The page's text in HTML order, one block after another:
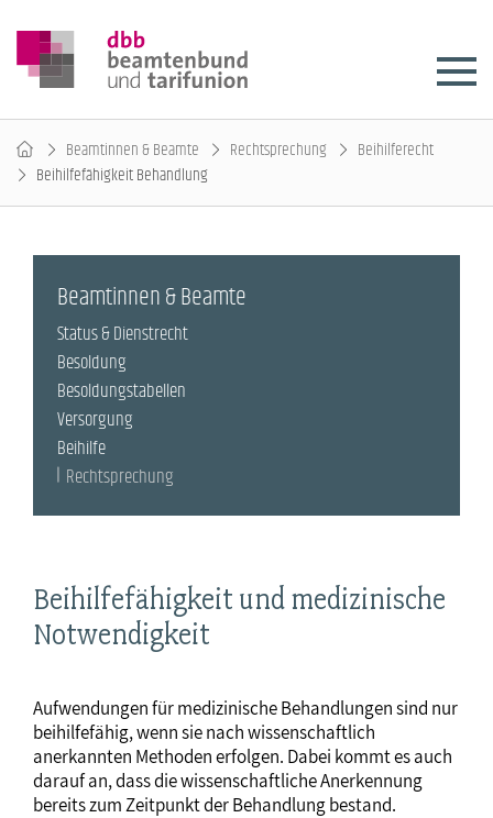
Beamtinnen & Beamte Rechtsprechung
Beihilferecht
Beihilfefähigkeit Behandlung
Beihilfefähigkeit und medizinische
Notwendigkeit
Aufwendungen für medizinische Behandlungen sind nur
beihilfefähig, wenn sie nach wissenschaftlich
anerkannten Methoden erfolgen. Dabei kommt es auch
darauf an, dass die wissenschaftliche Anerkennung
bereits zum Zeitpunkt der Behandlung bestand.
Beamtinnen & Beamte
Status & Dienstrecht
Besoldung
Besoldungstabellen
Versorgung
Beihilfe
Rechtsprechung